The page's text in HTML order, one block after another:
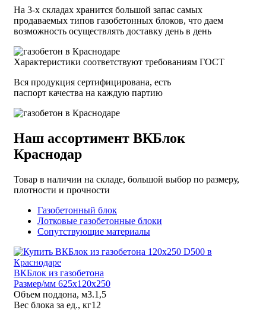
На 3-х складах хранится большой запас самых
продаваемых типов газобетонных блоков, что даем
возможность осуществлять доставку день в день
Характеристики соответствуют требованиям ГОСТ
Вся продукция сертифицирована, есть
паспорт качества на каждую партию
Наш ассортимент ВКБлок
Краснодар
Товар в наличии на складе, большой выбор по размеру,
плотности и прочности
Газобетонный блок
Лотковые газобетонные блоки
Сопутствующие материалы
ВКБлок из газобетона
Размер/мм 625x120x250
Объем поддона, м3.1,5
Вес блока за ед., кг12